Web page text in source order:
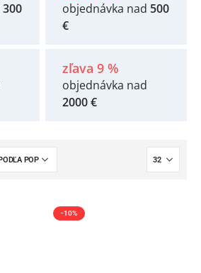
300
objednávka nad 500
€
zľava 9 %
objednávka nad
2000 €
-10%